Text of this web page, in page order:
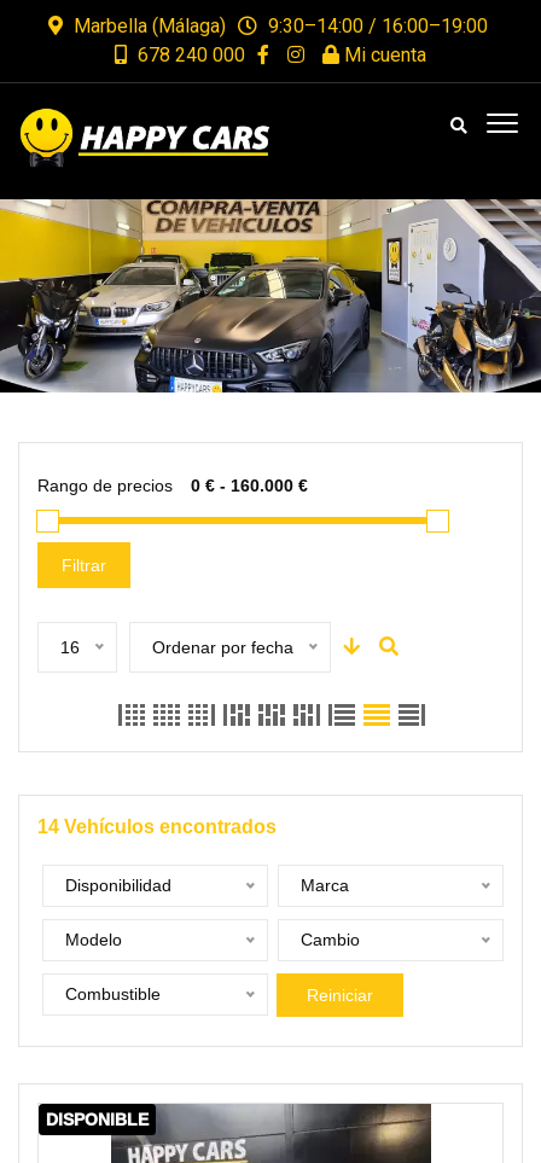
Marbella (Málaga)
9:30–14:00 / 16:00–19:00
678 240 000
Mi cuenta
Rango de precios
Filtrar
16 Ordenar por fecha
14 Vehículos encontrados
Disponibilidad Marca
Modelo Cambio
Combustible Reiniciar
DISPONIBLE